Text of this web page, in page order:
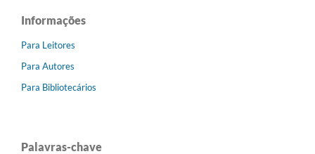
Informações
Para Leitores
Para Autores
Para Bibliotecários
Palavras-chave